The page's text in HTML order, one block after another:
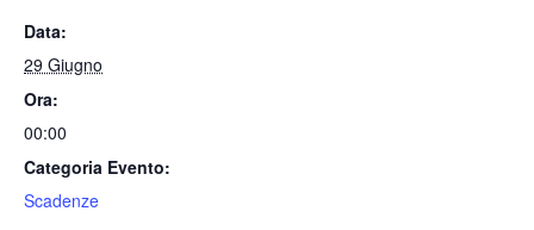
Data:
29 Giugno
Ora:
00:00
Categoria Evento:
Scadenze